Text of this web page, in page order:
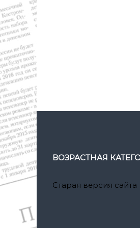
ВОЗРАСТНАЯ
Старая версия сайта